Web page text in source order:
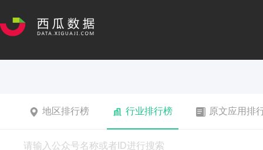
地区排行榜 行业排行榜 原文应用排